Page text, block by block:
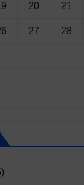
20 21
27 28